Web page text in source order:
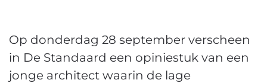
Op donderdag 28 september verscheen
in De Standaard een opiniestuk van een
jonge architect waarin de lage